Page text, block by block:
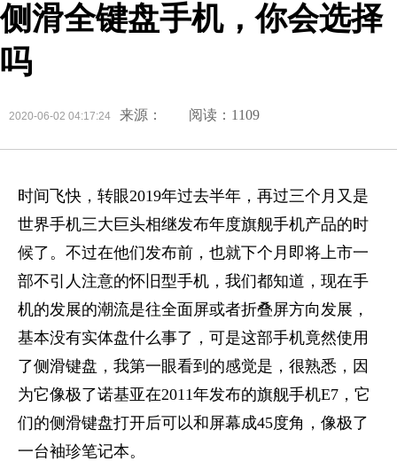
侧滑全键盘手机，你会选择
吗
2020-06-02 04:17:24 来源： 阅读：1109
时间飞快，转眼2019年过去半年，再过三个月又是
世界手机三大巨头相继发布年度旗舰手机产品的时
候了。不过在他们发布前，也就下个月即将上市一
部不引人注意的怀旧型手机，我们都知道，现在手
机的发展的潮流是往全面屏或者折叠屏方向发展，
基本没有实体盘什么事了，可是这部手机竟然使用
了侧滑键盘，我第一眼看到的感觉是，很熟悉，因
为它像极了诺基亚在2011年发布的旗舰手机E7，它
们的侧滑键盘打开后可以和屏幕成45度角，像极了
一台袖珍笔记本。